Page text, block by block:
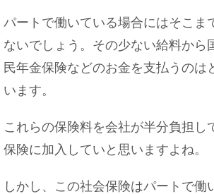
付き合う前に旅行をした場
夜ご飯を食べないのは健康
パートで働いている場合にはそこま
ないでしょう。その少ない給料から
民年金保険などのお金を支払うのは
います。
これらの保険料を会社が半分負担し
保険に加入していと思いますよね。
しかし、この社会保険はパートで働